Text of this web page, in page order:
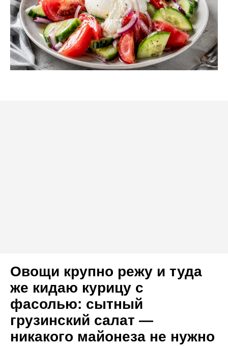
Овощи крупно режу и туда
же кидаю курицу с
фасолью: сытный
грузинский салат —
никакого майонеза не нужно